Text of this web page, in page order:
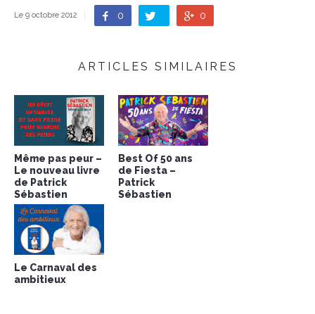
Le 9 octobre 2012 0 0
ARTICLES SIMILAIRES
Même pas peur –
Le nouveau livre
de Patrick
Sébastien
Best Of 50 ans
de Fiesta –
Patrick
Sébastien
Le Carnaval des
ambitieux